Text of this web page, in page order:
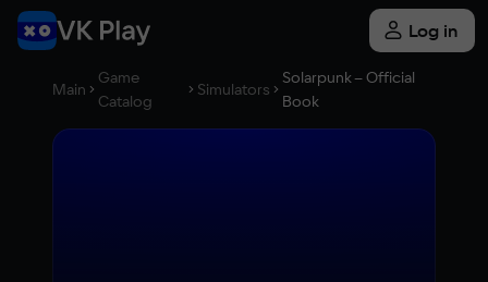
Log in
Main
Game
Catalog
Simulators
Solarpunk – Official
Book